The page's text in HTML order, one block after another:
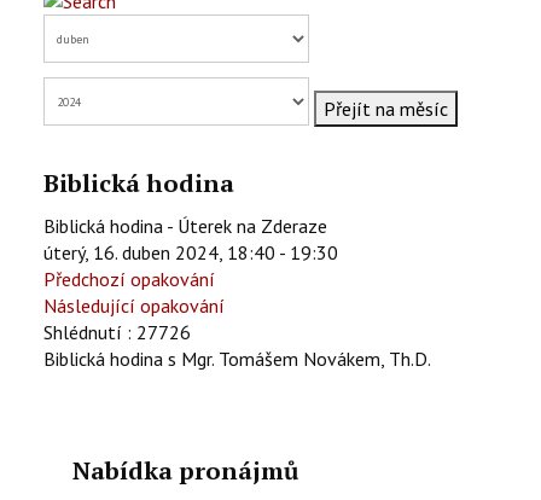
KONTAKTY
EN
Přejít na měsíc
Biblická hodina
Biblická hodina - Úterek na Zderaze
úterý, 16. duben 2024, 18:40 - 19:30
Předchozí opakování
Následující opakování
Shlédnutí : 27726
Biblická hodina s Mgr. Tomášem Novákem, Th.D.
Nabídka pronájmů